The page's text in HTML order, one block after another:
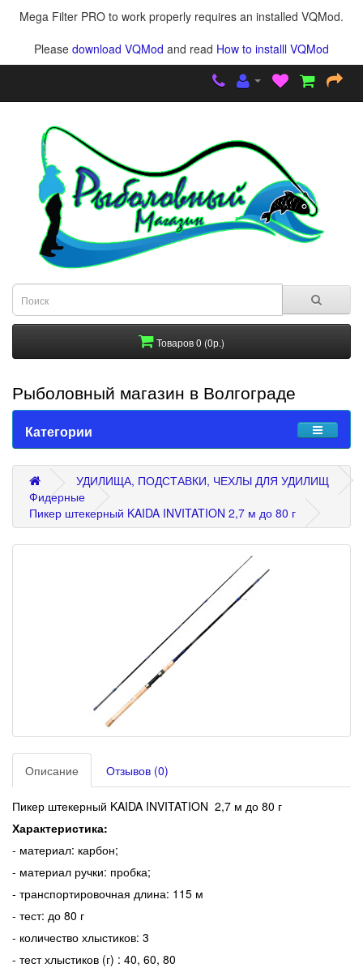
Mega Filter PRO to work properly requires an installed VQMod.
Please download VQMod and read How to installl VQMod
Товаров 0 (0р.)
Рыболовный магазин в Волгограде
Категории
УДИЛИЩА, ПОДСТАВКИ, ЧЕХЛЫ ДЛЯ УДИЛИЩ
Фидерные
Пикер штекерный KAIDA INVITATION 2,7 м до 80 г
Описание Отзывов (0)
Пикер штекерный KAIDA INVITATION 2,7 м до 80 г
Характеристика:
- материал: карбон;
- материал ручки: пробка;
- транспортировочная длина: 115 м
- тест: до 80 г
- количество хлыстиков: 3
- тест хлыстиков (г) : 40, 60, 80